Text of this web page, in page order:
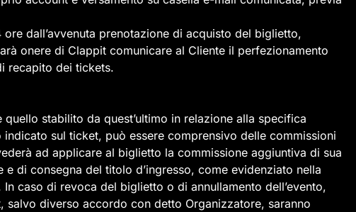
dall’avvenuta prenotazione di acquisto del biglietto,
onere di Clappit comunicare al Cliente il perfezionamento
recapito dei tickets.
stabilito da quest’ultimo in relazione alla specifica
sul ticket, può essere comprensivo delle commissioni
ad applicare al biglietto la commissione aggiuntiva di sua
di consegna del titolo d’ingresso, come evidenziato nella
caso di revoca del biglietto o di annullamento dell’evento,
diverso accordo con detto Organizzatore, saranno